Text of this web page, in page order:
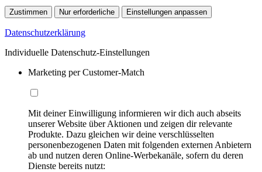
Zustimmen Nur erforderliche Einstellungen anpassen
Datenschutzerklärung
Individuelle Datenschutz-Einstellungen
Marketing per Customer-Match
Mit deiner Einwilligung informieren wir dich auch abseits
unserer Website über Aktionen und zeigen dir relevante
Produkte. Dazu gleichen wir deine verschlüsselten
personenbezogenen Daten mit folgenden externen Anbietern
ab und nutzen deren Online-Werbekanäle, sofern du deren
Dienste bereits nutzt: